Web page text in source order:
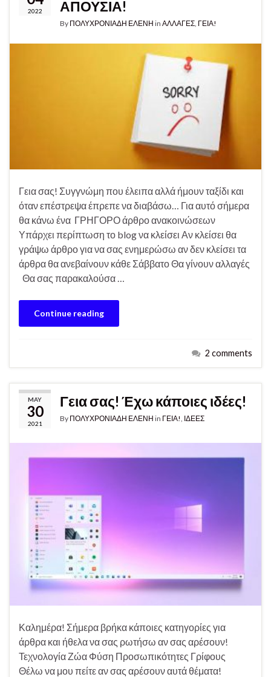
2022
ΑΠΟΥΣΙΑ!
By ΠΟΛΥΧΡΟΝΙΑΔΗ ΕΛΕΝΗ in ΑΛΛΑΓΕΣ ΓΕΙΑ!
Γεια σας! Συγγνώμη που έλειπα αλλά ήμουν ταξίδι και
όταν επέστρεψα έπρεπε να διαβάσω… Για αυτό σήμερα
θα κάνω ένα ΓΡΗΓΟΡΟ άρθρο ανακοινώσεων
Υπάρχει περίπτωση το blog να κλείσει Αν κλείσει θα
γράψω άρθρο για να σας ενημερώσω αν δεν κλείσει τα
άρθρα θα ανεβαίνουν κάθε Σάββατο Θα γίνουν αλλαγές
Θα σας παρακαλούσα …
Continue reading
2 comments
MAY
30
2021
Γεια σας! Έχω κάποιες ιδέες!
By ΠΟΛΥΧΡΟΝΙΑΔΗ ΕΛΕΝΗ in ΓΕΙΑ! ΙΔΕΕΣ
Καλημέρα! Σήμερα βρήκα κάποιες κατηγορίες για
άρθρα και ήθελα να σας ρωτήσω αν σας αρέσουν!
Τεχνολογία Ζώα Φύση Προσωπικότητες Γρίφους
Θέλω να μου πείτε αν σας αρέσουν αυτά θέματα!